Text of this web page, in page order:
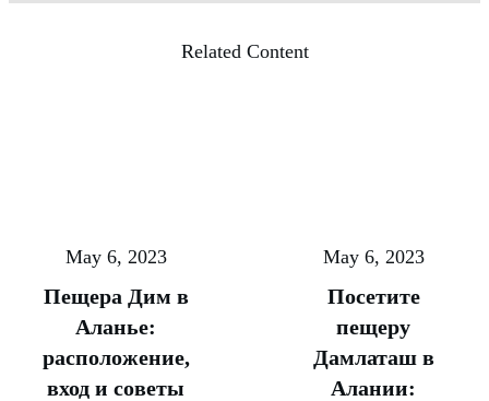
Related Content
May 6, 2023
Пещера Дим в
Аланье:
расположение,
вход и советы
May 6, 2023
Посетите
пещеру
Дамлаташ в
Алании: